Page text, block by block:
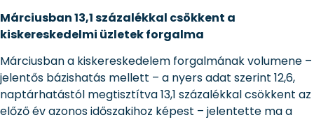
Márciusban 13,1 százalékkal csökkent a
kiskereskedelmi üzletek forgalma
Márciusban a kiskereskedelem forgalmának volumene –
jelentős bázishatás mellett – a nyers adat szerint 12,6,
naptárhatástól megtisztítva 13,1 százalékkal csökkent az
előző év azonos időszakihoz képest – jelentette ma a